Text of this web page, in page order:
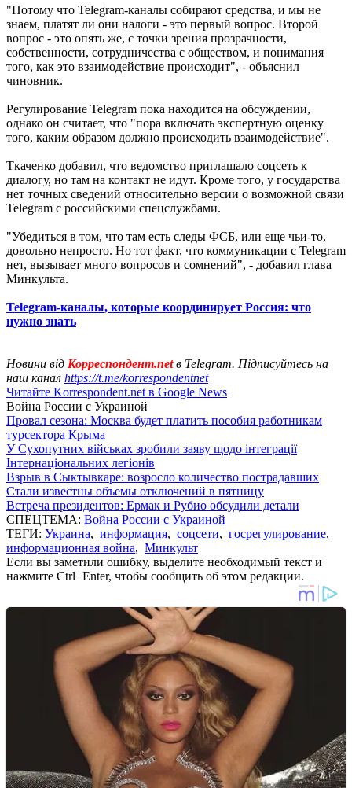
"Потому что Telegram-каналы собирают средства, и мы не
знаем, платят ли они налоги - это первый вопрос. Второй
вопрос - это опять же, с точки зрения прозрачности,
собственности, сотрудничества с обществом, и понимания
того, как это взаимодействие происходит", - объяснил
чиновник.
Регулирование Telegram пока находится на обсуждении,
однако он считает, что "пора включать экспертную оценку
того, каким образом должно происходить взаимодействие".
Ткаченко добавил, что ведомство приглашало соцсеть к
диалогу, но там на контакт не идут. Кроме того, у государства
нет точных сведений относительно версии о возможной связи
Telegram с российскими спецслужбами.
"Убедиться в том, что там есть следы ФСБ, или еще чьи-то,
довольно непросто. Но тот факт, что коммуникации с Telegram
нет, вызывает много вопросов и сомнений", - добавил глава
Минкульта.
Telegram-каналы, которые координирует Россия: что
нужно знать
Новини від Корреспондент.netв Telegram. Підписуйтесь на
наш канал https://t.me/korrespondentnet
Читайте Korrespondent.net в Google News
Война России с Украиной
Провал сезона: Москва будет платить пособия работникам
турсектора Крыма
У Сухопутних військах зробили заяву щодо інтеграції
Інтернаціональних легіонів
Взрыв в Сыктывкаре: возросло количество пострадавших
Стали известны объемы отключений в пятницу
Встреча президентов: Ермак и Рубио обсудили детали
СПЕЦТЕМА: Война России с Украиной
ТЕГИ: Украина, информация, соцсети, госрегулирование,
информационная война, Минкульт
Если вы заметили ошибку, выделите необходимый текст и
нажмите Ctrl+Enter, чтобы сообщить об этом редакции.